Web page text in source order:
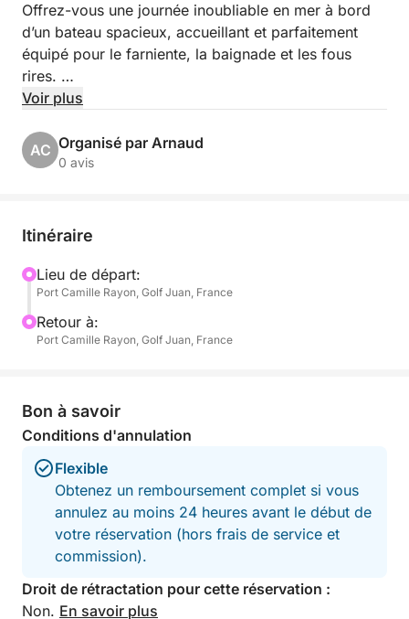
Offrez-vous une journée inoubliable en mer à bord
d’un bateau spacieux, accueillant et parfaitement
équipé pour le farniente, la baignade et les fous
rires.
partez explorer les eaux turquoise de la Côte d’Azur,
entre criques cachées, baignades rafraîchissantes et
l’avant comme à l’arrière, ainsi qu’une cabine
confortable avec télévision, idéale pour une sieste
bien méritée – pour les enfants comme pour les
adultes.
palmes, masques et tubas pour explorer les fonds
marins, trois scooters sous-marins pour des
et même un grand tapis flottant que beaucoup ont
tenté de faire couler… sans succès !
Ambiance festive ou moment zen, c’est vous qui
choisissez le rythme de votre journée. Musique,
apéros, baignades, détente ou jeux en mer – tout est
possible. Le bateau offre suffisamment d’espace
Voir plus
AC Organisé par Arnaud
0 avis
Itinéraire
Lieu de départ:
Port Camille Rayon, Golf Juan, France
Retour à:
Port Camille Rayon, Golf Juan, France
Bon à savoir
Conditions d'annulation
Flexible
Obtenez un remboursement complet si vous
annulez au moins 24 heures avant le début de
votre réservation (hors frais de service et
commission).
Droit de rétractation pour cette réservation :
Non. En savoir plus